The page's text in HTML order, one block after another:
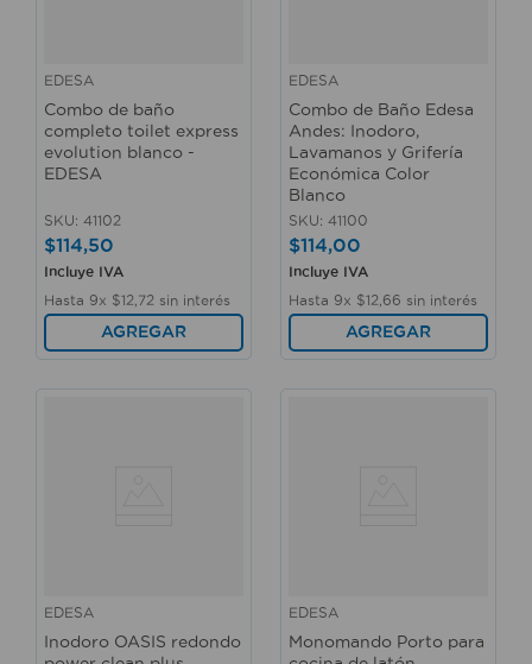
EDESA
Combo de baño
completo toilet express
evolution blanco -
EDESA
SKU: 41102
$114,50
Incluye IVA
Hasta 9x $12 72 sin interés
AGREGAR
EDESA
Combo de Baño Edesa
Andes: Inodoro,
Lavamanos y Grifería
Económica Color
Blanco
SKU: 41100
$114,00
Incluye IVA
Hasta 9x $12 66 sin interés
AGREGAR
EDESA
Inodoro OASIS redondo
EDESA
Monomando Porto para